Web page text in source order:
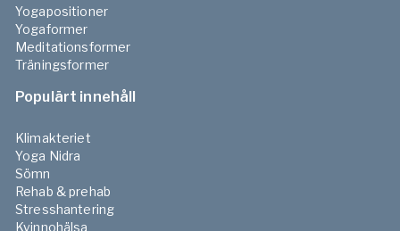
Yogapositioner
Yogaformer
Meditationsformer
Träningsformer
Populärt innehåll
Klimakteriet
Yoga Nidra
Sömn
Rehab & prehab
Stresshantering
Kvinnohälsa